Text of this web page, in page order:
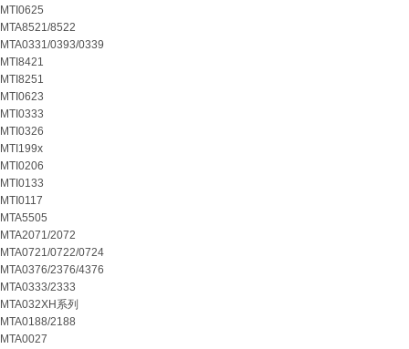
MTI0625
MTA8521/8522
MTA0331/0393/0339
MTI8421
MTI8251
MTI0623
MTI0333
MTI0326
MTI199x
MTI0206
MTI0133
MTI0117
MTA5505
MTA2071/2072
MTA0721/0722/0724
MTA0376/2376/4376
MTA0333/2333
MTA032XH系列
MTA0188/2188
MTA0027